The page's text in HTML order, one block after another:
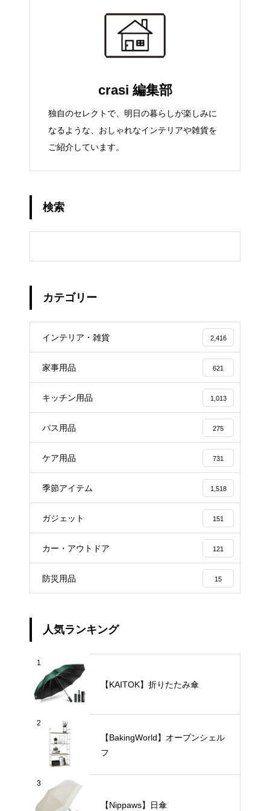
crasi 編集部
独自のセレクトで、明日の暮らしが楽しみに
なるような、おしゃれなインテリアや雑貨を
ご紹介しています。
検索
カテゴリー
インテリア・雑貨 2,416
家事用品 621
キッチン用品 1,013
バス用品 275
ケア用品 731
季節アイテム 1,518
ガジェット 151
カー・アウトドア 121
防災用品 15
人気ランキング
1
【KAITOK】折りたたみ傘
2
【BakingWorld】オープンシェル
フ
3
【Nippaws】日傘